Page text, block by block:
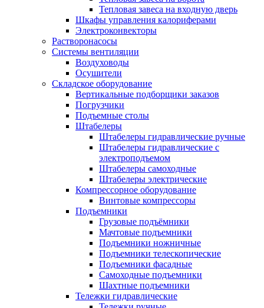
Тепловая завеса на входную дверь
Шкафы управления калориферами
Электроконвекторы
Растворонасосы
Системы вентиляции
Воздуховоды
Осушители
Складское оборудование
Вертикальные подборщики заказов
Погрузчики
Подъемные столы
Штабелеры
Штабелеры гидравлические ручные
Штабелеры гидравлические с
электроподъемом
Штабелеры самоходные
Штабелеры электрические
Компрессорное оборудование
Винтовые компрессоры
Подъемники
Грузовые подъёмники
Мачтовые подъемники
Подъемники ножничные
Подъемники телескопические
Подъемники фасадные
Самоходные подъемники
Шахтные подъемники
Тележки гидравлические